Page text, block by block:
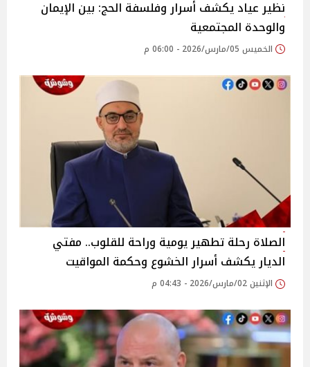
نظير عياد يكشف أسرار وفلسفة الحج: بين الإيمان
والوحدة المجتمعية
الخميس 05/مارس/2026 - 06:00 م
الصلاة رحلة تطهير يومية وراحة للقلوب.. مفتي
الديار يكشف أسرار الخشوع وحكمة المواقيت
الإثنين 02/مارس/2026 - 04:43 م